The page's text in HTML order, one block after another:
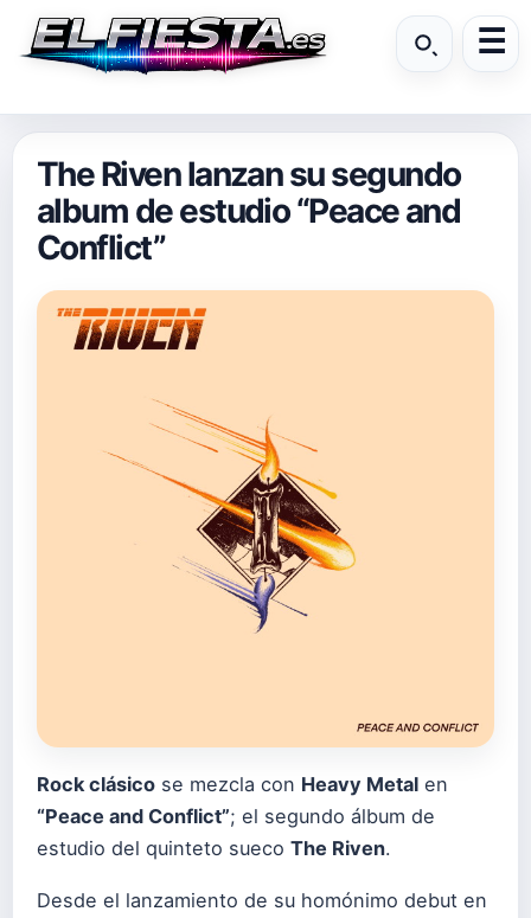
The Riven lanzan su segundo
album de estudio “Peace and
Conflict”
Rock clásico se mezcla con Heavy Metal en
“Peace and Conflict”; el segundo álbum de
estudio del quinteto sueco The Riven.
Desde el lanzamiento de su homónimo debut en